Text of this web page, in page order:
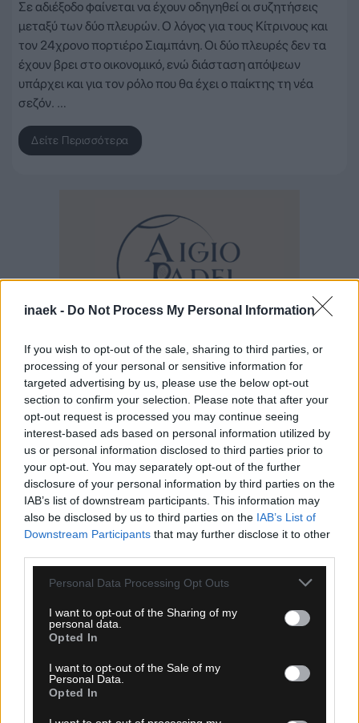
inaek - Do Not Process My Personal Information
If you wish to opt-out of the sale, sharing to third parties, or
processing of your personal or sensitive information for
targeted advertising by us, please use the below opt-out
section to confirm your selection. Please note that after your
opt-out request is processed you may continue seeing
interest-based ads based on personal information utilized by
us or personal information disclosed to third parties prior to
your opt-out. You may separately opt-out of the further
disclosure of your personal information by third parties on the
IAB’s list of downstream participants. This information may
also be disclosed by us to third parties on the IAB’s List of
Downstream Participants that may further disclose it to other
Please note that this website/app uses one or more Google
not limited to your visit or usage behaviour. You may click to
grant or deny consent to Google and its third-party tags to
use your data for below specified purposes in below Google
consent section.
Personal Data Processing Opt Outs
I want to opt-out of the Sharing of my
personal data.
Opted In
I want to opt-out of the Sale of my
Personal Data.
Opted In
Σε αδιέξοδο φαίνεται να έχουν οδηγηθεί οι συζητήσεις
μεταξύ των δύο πλευρών. Ο λόγος για τους Κίτρινους και
τον 24χρονο πορτιέρο Σιαμπάνη. Οι δύο πλευρές δεν τα
έχουν βρει στο οικονομικό, ενώ διάσταση απόψεων
υπάρχει και για τον ρόλο που θα έχει ο παίκτης τη νέα
σεζόν. …
Δείτε Περισσότερα
Ροή Ειδήσεων